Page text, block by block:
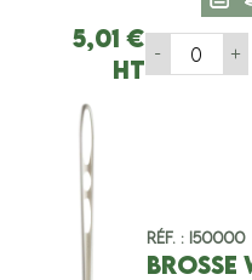
5,01 €
HT
- +
Réf. : I50000
BROSSE